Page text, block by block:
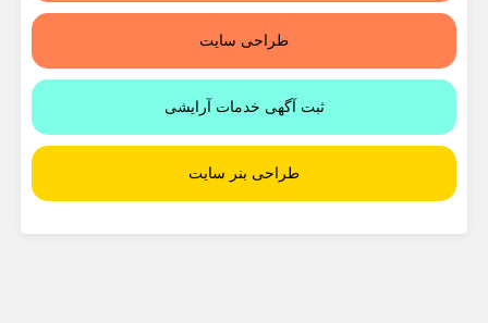
طراحی سایت
ثبت آگهی خدمات آرایشی
طراحی بنر سایت